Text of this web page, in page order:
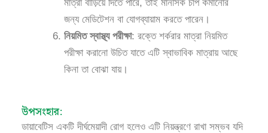
মাত্রা বাড়িয়ে দিতে পারে, তাই মানসিক চাপ কমানোর
জন্য মেডিটেশন বা যোগব্যায়াম করতে পারেন।
নিয়মিত স্বাস্থ্য পরীক্ষা: রক্তে শর্করার মাত্রা নিয়মিত
পরীক্ষা করানো উচিত যাতে এটি স্বাভাবিক মাত্রায় আছে
কিনা তা বোঝা যায়।
উপসংহার:
ডায়াবেটিস একটি দীর্ঘমেয়াদী রোগ হলেও এটি নিয়ন্ত্রণে রাখা সম্ভব যদি